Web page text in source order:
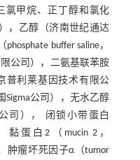
三氯甲烷、正丁醇和氯化
，乙醇（济南世纪通达
buffer saline，
公司），二氨基联苯胺
普利莱基因技术有限公
公司），无水乙醇
司）， 闭锁小带蛋白
黏蛋白2（mucin 2，
肿瘤坏死因子α（tumor